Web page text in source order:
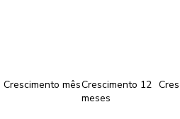
Crescimento mêsCrescimento 12
meses